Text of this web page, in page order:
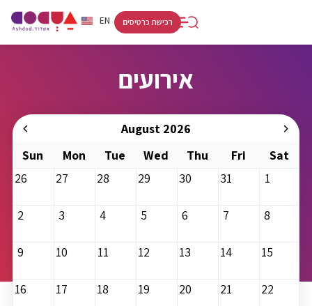
EN
HE
רכישת כרטיסים
אירועים
August 2026
Sun
Mon Tue Wed Thu Fri
Sat
26
27 28 29 30 31 1
2 3 4 5 6 7 8
9 10 11 12 13 14 15
16 17 18 19 20 21 22